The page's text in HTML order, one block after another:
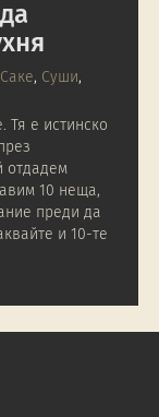
Саке, Суши,
Тя е истинско
отдадем
10 неща,
преди да
и 10-те